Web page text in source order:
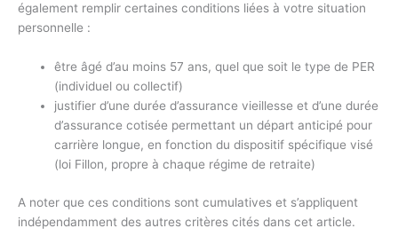
également remplir certaines conditions liées à votre situation
personnelle :
être âgé d’au moins 57 ans, quel que soit le type de PER
(individuel ou collectif)
justifier d’une durée d’assurance vieillesse et d’une durée
d’assurance cotisée permettant un départ anticipé pour
carrière longue, en fonction du dispositif spécifique visé
(loi Fillon, propre à chaque régime de retraite)
A noter que ces conditions sont cumulatives et s’appliquent
indépendamment des autres critères cités dans cet article.